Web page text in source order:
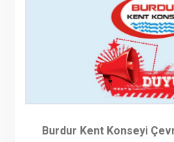
Burdur Kent Konseyi